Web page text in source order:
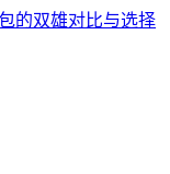
的双雄对比与选择